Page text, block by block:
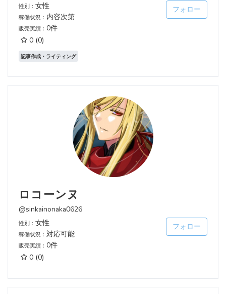
性別： 女性
稼働状況： 内容次第
販売実績： 0件
0 (0)
フォロー
記事作成・ライティング
ロコーンヌ
@sinkainonaka0626
性別： 女性
稼働状況： 対応可能
販売実績： 0件
0 (0)
フォロー